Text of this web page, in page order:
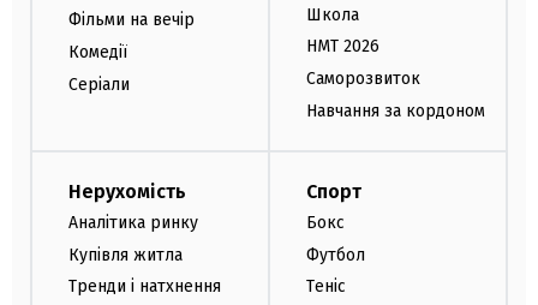
Фільми на вечір
Комедії
Серіали
Школа
НМТ 2026
Саморозвиток
Навчання за кордоном
Нерухомість
Аналітика ринку
Купівля житла
Тренди і натхнення
Спорт
Бокс
Футбол
Теніс